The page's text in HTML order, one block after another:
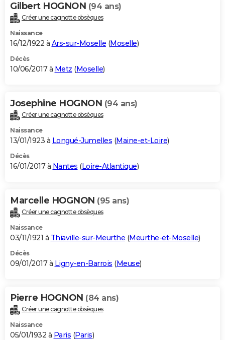
Gilbert HOGNON (94 ans)
Créer une cagnotte obsèques
Naissance
16/12/1922 à Ars-sur-Moselle (Moselle)
Décès
10/06/2017 à Metz (Moselle)
Josephine HOGNON (94 ans)
Créer une cagnotte obsèques
Naissance
13/01/1923 à Longué-Jumelles (Maine-et-Loire)
Décès
16/01/2017 à Nantes (Loire-Atlantique)
Marcelle HOGNON (95 ans)
Créer une cagnotte obsèques
Naissance
03/11/1921 à Thiaville-sur-Meurthe (Meurthe-et-Moselle)
Décès
09/01/2017 à Ligny-en-Barrois (Meuse)
Pierre HOGNON (84 ans)
Créer une cagnotte obsèques
Naissance
05/01/1932 à Paris (Paris)